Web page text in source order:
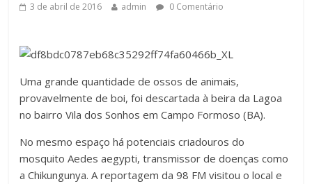
3 de abril de 2016 admin 0 Comentário
Uma grande quantidade de ossos de animais,
provavelmente de boi, foi descartada à beira da Lagoa
no bairro Vila dos Sonhos em Campo Formoso (BA).
No mesmo espaço há potenciais criadouros do
mosquito Aedes aegypti, transmissor de doenças como
a Chikungunya. A reportagem da 98 FM visitou o local e